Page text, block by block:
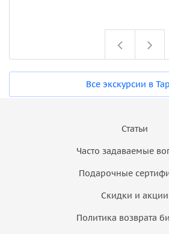
Все экскурсии в
Статьи
Часто задаваемые
Подарочные
Скидки и акции
Политика возврата